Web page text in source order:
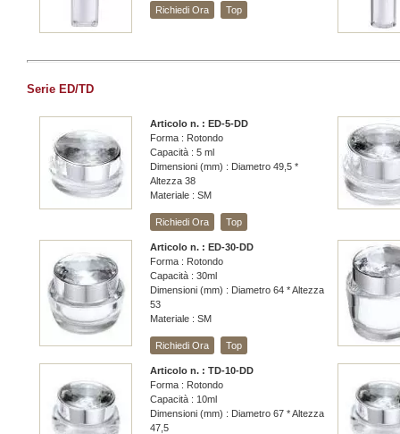
Richiedi Ora Top
Serie ED/TD
Articolo n. : ED-5-DD
Forma : Rotondo
Capacità : 5 ml
Dimensioni (mm) : Diametro 49,5 *
Altezza 38
Materiale : SM
Richiedi Ora Top
Articolo n. : ED-30-DD
Forma : Rotondo
Capacità : 30ml
Dimensioni (mm) : Diametro 64 * Altezza
53
Materiale : SM
Richiedi Ora Top
Articolo n. : TD-10-DD
Forma : Rotondo
Capacità : 10ml
Dimensioni (mm) : Diametro 67 * Altezza
47,5